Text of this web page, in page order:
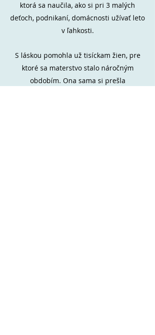
ktorá sa naučila, ako si pri 3 malých
deťoch, podnikaní, domácnosti užívať leto
v ľahkosti.
S láskou pomohla už tisíckam žien, pre
ktoré sa materstvo stalo náročným
obdobím. Ona sama si prešla